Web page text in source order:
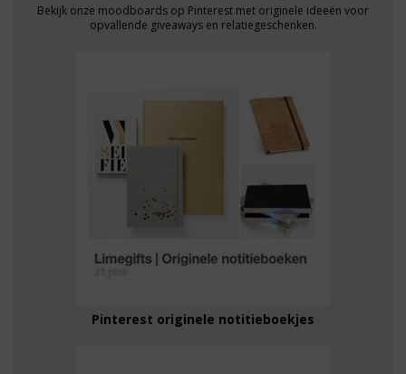
Bekijk onze moodboards op Pinterest met originele ideeën voor
opvallende giveaways en relatiegeschenken.
Pinterest originele notitieboekjes